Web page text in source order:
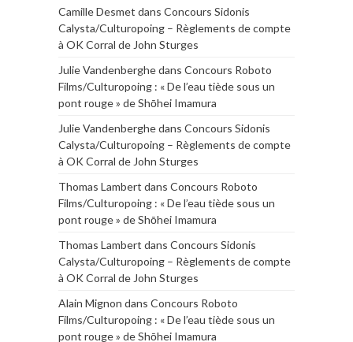
Camille Desmet dans Concours Sidonis
Calysta/Culturopoing – Règlements de compte
à OK Corral de John Sturges
Julie Vandenberghedans Concours Roboto
Films/Culturopoing : « De l’eau tiède sous un
pont rouge » de Shōhei Imamura
Julie Vandenberghedans Concours Sidonis
Calysta/Culturopoing – Règlements de compte
à OK Corral de John Sturges
Thomas Lambert dans Concours Roboto
Films/Culturopoing : « De l’eau tiède sous un
pont rouge » de Shōhei Imamura
Thomas Lambert dans Concours Sidonis
Calysta/Culturopoing – Règlements de compte
à OK Corral de John Sturges
Alain Mignon dans Concours Roboto
Films/Culturopoing : « De l’eau tiède sous un
pont rouge » de Shōhei Imamura